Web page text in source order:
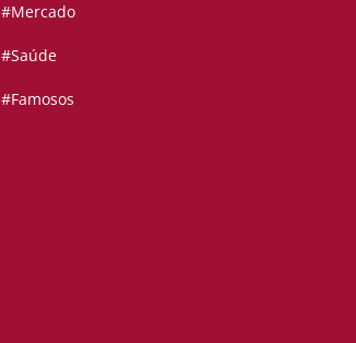
#Mercado
#Saúde
#Famosos